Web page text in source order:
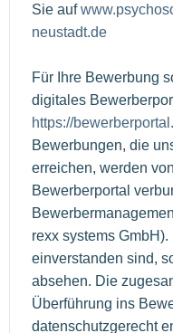
Sie auf
neustadt.de
Für Ihre Bewerbung
digitales
https://
Bewerbungen, die
erreichen, werden
Bewerberportal
rexx systems
einverstanden sind,
absehen. Die
Überführung ins
datenschutzgerecht